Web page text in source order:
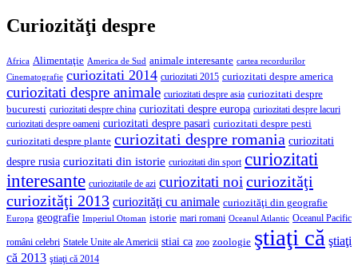
Curiozităţi despre
Africa Alimentaţie America de Sud animale interesante cartea recordurilor
Cinematografie curiozitati 2014 curiozitati 2015 curiozitati despre america
curiozitati despre animale curiozitati despre asia curiozitati despre
bucuresti curiozitati despre china curiozitati despre europa curiozitati despre lacuri
curiozitati despre oameni curiozitati despre pasari curiozitati despre pesti
curiozitati despre plante curiozitati despre romania curiozitati
despre rusia curiozitati din istorie curiozitati din sport curiozitati
interesante curiozitatile de azi curiozitati noicuriozităţi
curiozităţi 2013 curiozităţi cu animale curiozităţi din geografie
Europa geografie Imperiul Otoman istorie mari romani Oceanul Atlantic Oceanul Pacific
români celebri Statele Unite ale Americii stiai ca zoo zoologie ştiaţi că ştiaţi
că 2013 ştiaţi că 2014